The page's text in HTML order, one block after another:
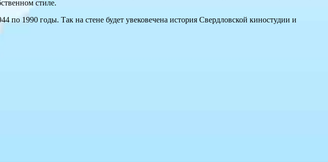
стиле.
по 1990 годы. Так на стене будет увековечена история Свердловской киностудии и